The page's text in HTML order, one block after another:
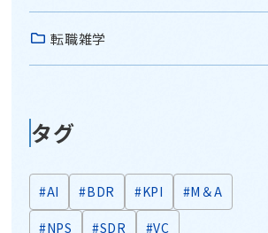
転職雑学
タグ
#AI #BDR #KPI #M＆A
#NPS #SDR #VC